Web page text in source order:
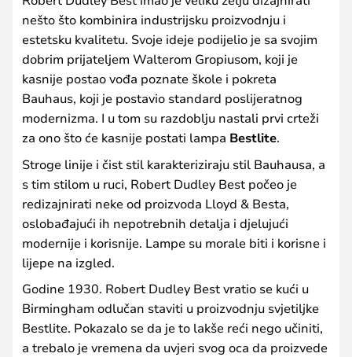
nešto što kombinira industrijsku proizvodnju i
estetsku kvalitetu. Svoje ideje podijelio je sa svojim
dobrim prijateljem Walterom Gropiusom, koji je
kasnije postao vođa poznate škole i pokreta
Bauhaus, koji je postavio standard poslijeratnog
modernizma. I u tom su razdoblju nastali prvi crteži
za ono što će kasnije postati lampa Bestlite.
Stroge linije i čist stil karakteriziraju stil Bauhausa, a
s tim stilom u ruci, Robert Dudley Best počeo je
redizajnirati neke od proizvoda Lloyd & Besta,
oslobađajući ih nepotrebnih detalja i djelujući
modernije i korisnije. Lampe su morale biti i korisne i
lijepe na izgled.
Godine 1930. Robert Dudley Best vratio se kući u
Birmingham odlučan staviti u proizvodnju svjetiljke
Bestlite. Pokazalo se da je to lakše reći nego učiniti,
a trebalo je vremena da uvjeri svog oca da proizvede